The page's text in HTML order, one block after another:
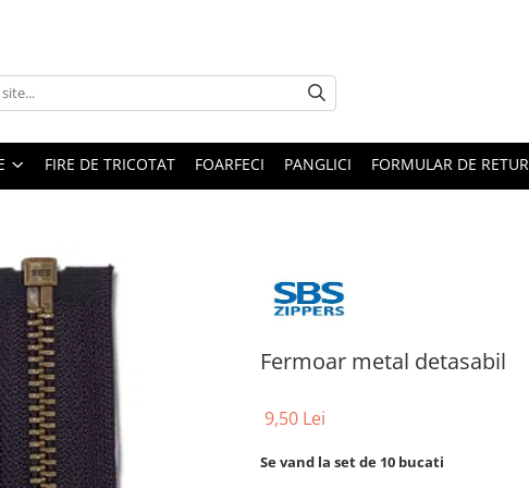
FIRE DE TRICOTAT FOARFECI PANGLICI FORMULAR DE RETUR
Fermoar metal detasabil
9,50 Lei
Se vand la set de 10 bucati